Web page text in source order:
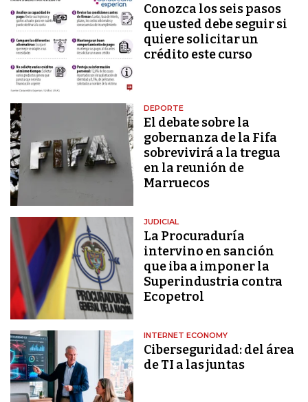
Conozca los seis pasos
que usted debe seguir si
quiere solicitar un
crédito este curso
DEPORTE
El debate sobre la
gobernanza de la Fifa
sobrevivirá a la tregua
en la reunión de
Marruecos
JUDICIAL
La Procuraduría
intervino en sanción
que iba a imponer la
Superindustria contra
Ecopetrol
INTERNET ECONOMY
Ciberseguridad: del área
de TI a las juntas